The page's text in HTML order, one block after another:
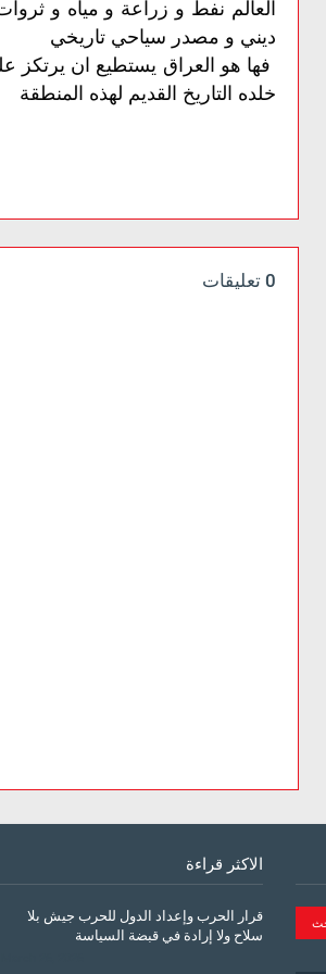
العالم نفط و زراعة و مياه و
ديني و مصدر سياحي تاريخي
فها هو العراق يستطيع ان يرتكز
خلده التاريخ القديم لهذه المنطقة
0 تعليقات
الاكثر قراءة
قرار الحرب وإعداد الدول للحرب جيش بلا
سلاح ولا إرادة في قبضة السياسة